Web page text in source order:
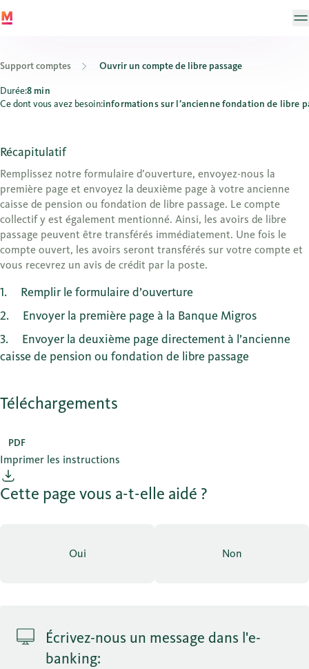
Support comptes Ouvrir un compte de libre passage
Comment ouvrir un compte de libre passage à la Banque Migros?
Durée:8 min
Ce dont vous avez besoin:informations sur l’ancienne fondation de libre
Récapitulatif
Remplissez notre formulaire d’ouverture, envoyez-nous la
première page et envoyez la deuxième page à votre ancienne
caisse de pension ou fondation de libre passage. Le compte
collectif y est également mentionné. Ainsi, les avoirs de libre
passage peuvent être transférés immédiatement. Une fois le
compte ouvert, les avoirs seront transférés sur votre compte et
vous recevrez un avis de crédit par la poste.
1
Remplir le formulaire d’ouverture
2
Envoyer la première page à la Banque Migros
3
Envoyer la deuxième page directement à l’ancienne
caisse de pension ou fondation de libre passage
Téléchargements
PDF
Imprimer les instructions
Cette page vous a-t-elle aidé ?
Oui Non
Écrivez-nous un message dans l'e-
banking: